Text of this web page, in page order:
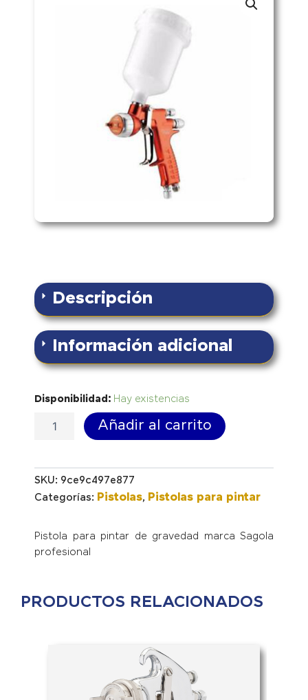
Descripción
Información adicional
Disponibilidad: Hay existencias
Pistola
cantidad
Añadir al carrito
SKU: 9ce9c497e877
Categorías: Pistolas, Pistolas para pintar
Pistola para pintar de gravedad marca Sagola
profesional
PRODUCTOS RELACIONADOS